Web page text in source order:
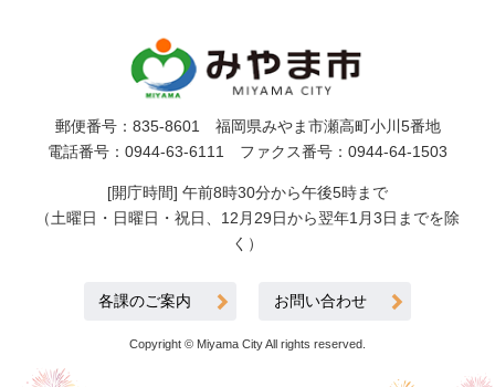
郵便番号：835-8601 福岡県みやま市瀬高町小川5番地
電話番号：0944-63-6111 ファクス番号：0944-64-1503
[開庁時間] 午前8時30分から午後5時まで
（土曜日・日曜日・祝日、12月29日から翌年1月3日までを除
く）
各課のご案内 お問い合わせ
Copyright © Miyama City All rights reserved.